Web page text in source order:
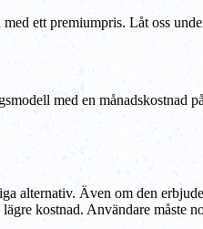
ett premiumpris. Låt oss
med en månadskostnad
alternativ. Även om den
kostnad. Användare måste